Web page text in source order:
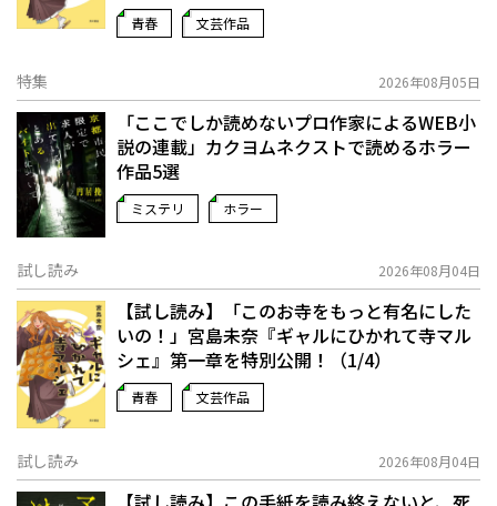
青春 文芸作品
特集 2026年08月05日
「ここでしか読めないプロ作家によるWEB小
説の連載」――カクヨムネクストで読めるホラー
作品5選
ミステリ ホラー
試し読み 2026年08月04日
【試し読み】「このお寺をもっと有名にした
いの！」宮島未奈『ギャルにひかれて寺マル
シェ』第一章を特別公開！（1/4）
青春 文芸作品
試し読み 2026年08月04日